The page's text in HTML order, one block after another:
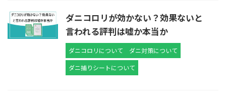
ダニコロリが効かない？効果ないと
言われる評判は嘘か本当か
ダニコロリについて
ダニ対策について
ダニ捕りシートについて